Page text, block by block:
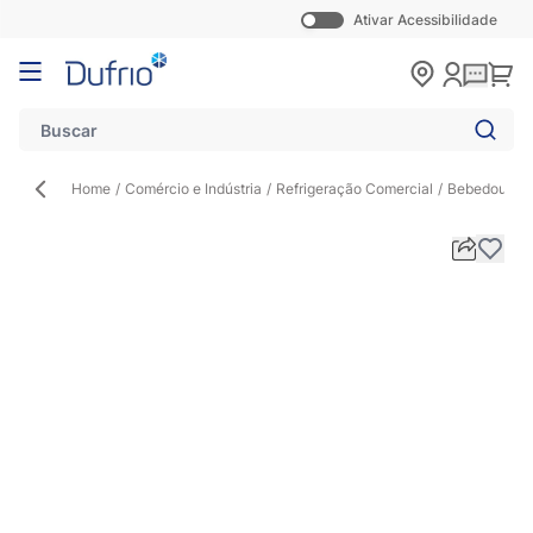
Ativar Acessibilidade
Pular para o conteúdo
Home / Comércio e Indústria / Refrigeração Comercial / Bebedouro